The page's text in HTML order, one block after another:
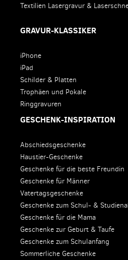
Textilien Lasergravur &
GRAVUR-KLASSIKER
iPhone
iPad
Schilder & Platten
Trophäen und Pokale
Ringgravuren
GESCHENK-INSPIRATION
Abschiedsgeschenke
Haustier-Geschenke
Geschenke für die beste Freundin
Geschenke für Männer
Vatertagsgeschenke
Geschenke zum Schul- &
Geschenke für die Mama
Geschenke zur Geburt & Taufe
Geschenke zum Schulanfang
Sommerliche Geschenke